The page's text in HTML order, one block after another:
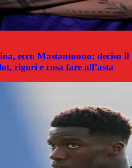
ecco Mastantuono: deciso il
rigori e cosa fare all’asta